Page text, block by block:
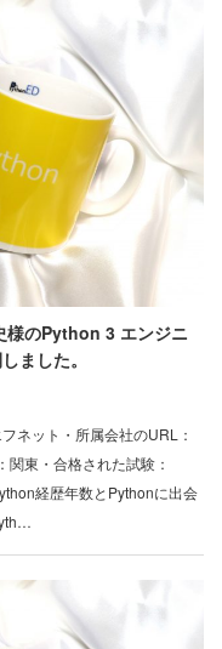
のPython 3 エンジニ
ました。
ネット・所属会社のURL：
東・合格された試験：
経歴年数とPythonに出会